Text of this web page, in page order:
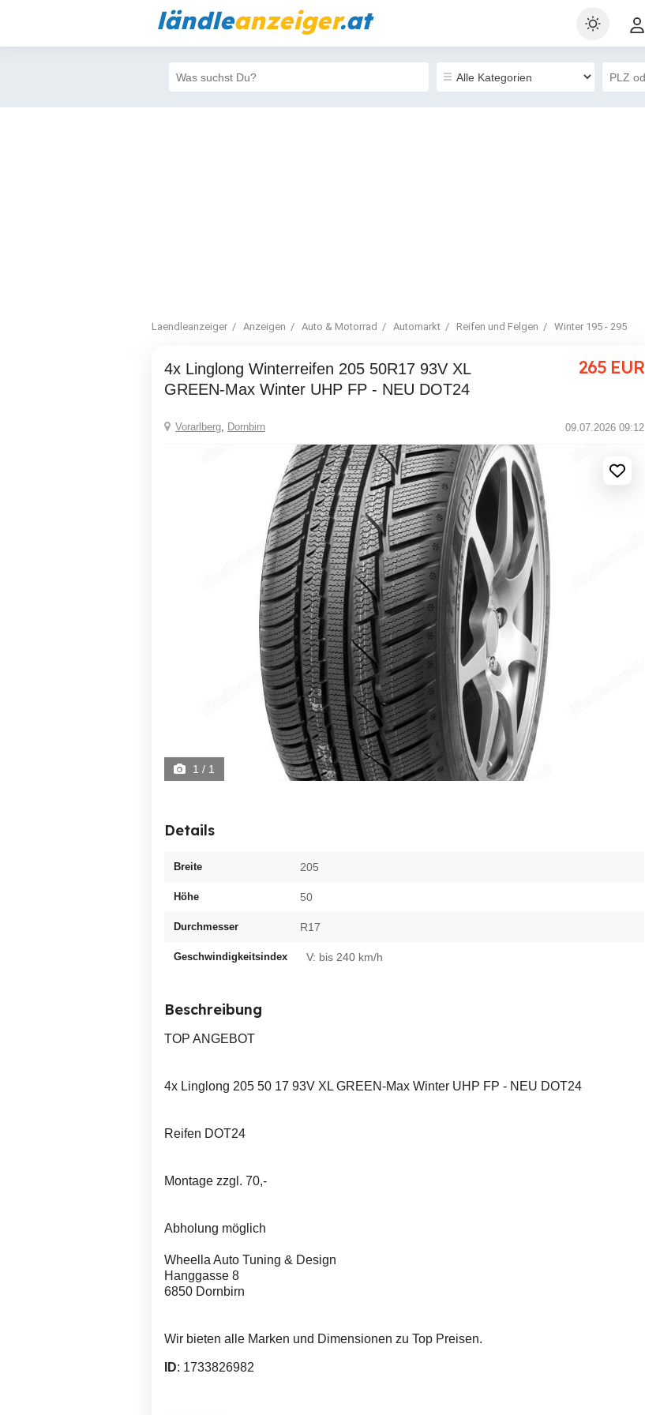
ländleanzeiger.at
Laendleanzeiger Anzeigen Auto & Motorrad Automarkt Reifen und Felgen Winter 195 - 295
4x Linglong Winterreifen 205 50R17 93V XL
GREEN-Max Winter UHP FP - NEU DOT24
265 EUR
Vorarlberg, Dornbirn 09.07.2026 09:12
1 / 1
Details
Breite 205
Höhe 50
Durchmesser R17
Geschwindigkeitsindex V: bis 240 km/h
Beschreibung
TOP ANGEBOT
4x Linglong 205 50 17 93V XL GREEN-Max Winter UHP FP - NEU DOT24
Reifen DOT24
Montage zzgl. 70,-
Abholung möglich
Wheella Auto Tuning & Design
Hanggasse 8
6850 Dornbirn
Wir bieten alle Marken und Dimensionen zu Top Preisen.
ID: 1733826982